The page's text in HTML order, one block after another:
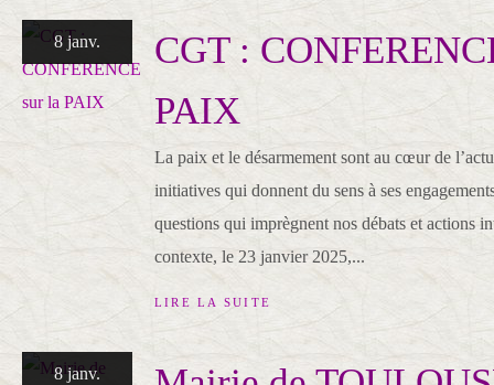
8 janv.
CGT :
PAIX
La paix et le désarmement sont au cœur de
initiatives qui donnent du sens à ses
questions qui imprègnent nos débats et actions
contexte, le 23 janvier 2025,...
LIRE LA SUITE
8 janv.